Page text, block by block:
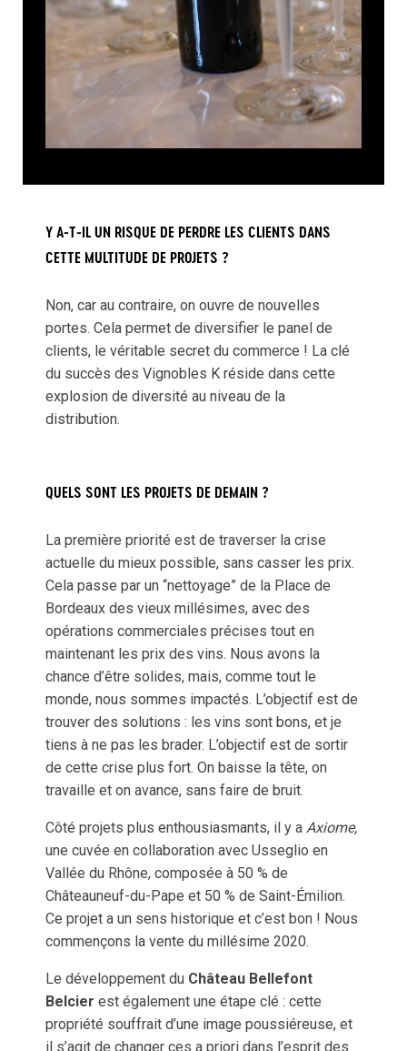
Y A-T-IL UN RISQUE DE PERDRE LES CLIENTS DANS
CETTE MULTITUDE DE PROJETS ?
Non, car au contraire, on ouvre de nouvelles
portes. Cela permet de diversifier le panel de
clients, le véritable secret du commerce ! La clé
du succès des Vignobles K réside dans cette
explosion de diversité au niveau de la
distribution.
QUELS SONT LES PROJETS DE DEMAIN ?
La première priorité est de traverser la crise
actuelle du mieux possible, sans casser les prix.
Cela passe par un “nettoyage” de la Place de
Bordeaux des vieux millésimes, avec des
opérations commerciales précises tout en
maintenant les prix des vins. Nous avons la
chance d’être solides, mais, comme tout le
monde, nous sommes impactés. L’objectif est de
trouver des solutions : les vins sont bons, et je
tiens à ne pas les brader. L’objectif est de sortir
de cette crise plus fort. On baisse la tête, on
travaille et on avance, sans faire de bruit.
Côté projets plus enthousiasmants, il y a Axiome,
une cuvée en collaboration avec Usseglio en
Vallée du Rhône, composée à 50 % de
Châteauneuf-du-Pape et 50 % de Saint-Émilion.
Ce projet a un sens historique et c’est bon ! Nous
commençons la vente du millésime 2020.
Le développement du Château Bellefont
Belcier est également une étape clé : cette
propriété souffrait d’une image poussiéreuse, et
il s’agit de changer ces a priori dans l’esprit des